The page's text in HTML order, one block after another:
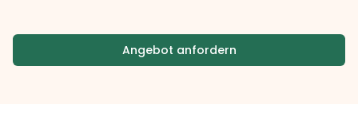
Angebot anfordern